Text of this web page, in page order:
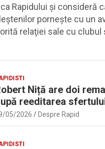
Rapidului şi consideră
porneşte cu un
relaţiei sale cu clubul
Niță are doi
reeditarea
„Lideri în
05/2026 Despre Rapid